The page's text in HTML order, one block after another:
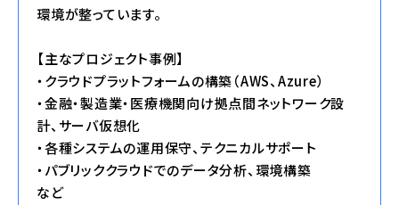
環境が整っています。
【主なプロジェクト事例】
・クラウドプラットフォームの構築（AWS、Azure）
・金融・製造業・医療機関向け拠点間ネットワーク設
計、サーバ仮想化
・各種システムの運用保守、テクニカルサポート
・パブリッククラウドでのデータ分析、環境構築
など